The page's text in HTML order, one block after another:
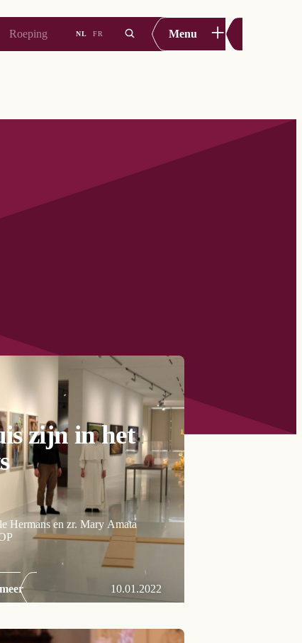
Roeping NL FR Menu +
zijn in het
Hermans en zr. Mary Amata
10.01.2022